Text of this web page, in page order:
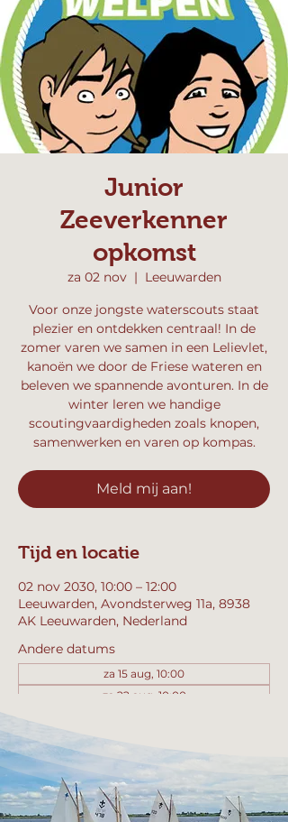
Junior
Zeeverkenner
opkomst
za 02 nov
  |
Leeuwarden
Voor onze jongste waterscouts staat
plezier en ontdekken centraal! In de
zomer varen we samen in een Lelievlet,
kanoën we door de Friese wateren en
beleven we spannende avonturen. In de
winter leren we handige
scoutingvaardigheden zoals knopen,
samenwerken en varen op kompas.
Meld mij aan!
Tijd en locatie
02 nov 2030, 10:00 – 12:00
Leeuwarden, Avondsterweg 11a, 8938
AK Leeuwarden, Nederland
Andere datums
za 15 aug, 10:00
za 22 aug, 10:00
Bekijk alle 357 datums
Meld mij aan!